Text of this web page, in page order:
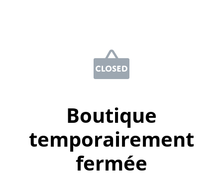
Boutique
temporairement
fermée